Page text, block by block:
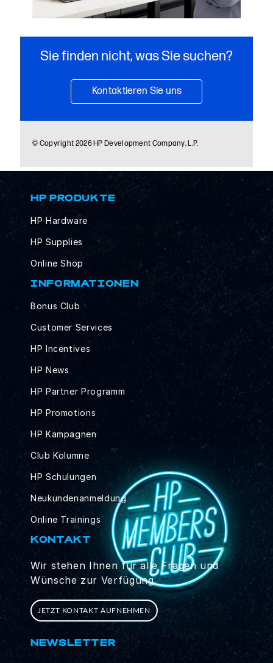
HP PRODUKTE
HP Hardware
HP Supplies
Online Shop
INFORMATIONEN
Bonus Club
Customer Services
HP Incentives
HP News
HP Partner Programm
HP Promotions
HP Kampagnen
Club Kolumne
HP Schulungen
Neukundenanmeldung
Online Trainings
KONTAKT
Wir stehen Ihnen für alle Fragen und
Wünsche zur Verfügung.
JETZT KONTAKT AUFNEHMEN
NEWSLETTER